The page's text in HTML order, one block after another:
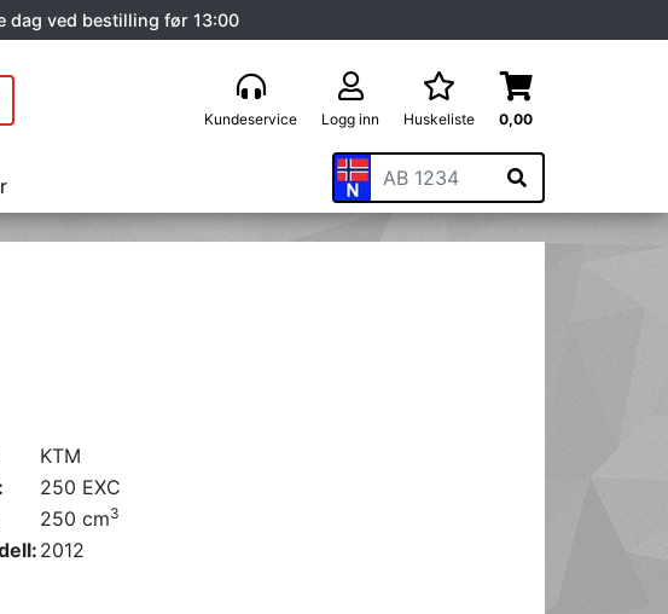
dag ved bestilling før 13:00
Kundeservice Logg inn Huskeliste 0,00
KTM
250 EXC
250 cm3
2012